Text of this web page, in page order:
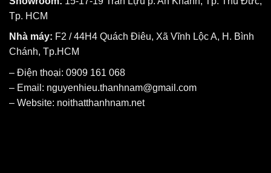
Tp. HCM
Nhà máy: F2 / 44H4 Quách Điêu, Xã Vĩnh Lộc A, H. Bình
Chánh, Tp.HCM
– Điện thoại: 0909 161 068
– Email: nguyenhieu.thanhnam@gmail.com
– Website: noithatthanhnam.net